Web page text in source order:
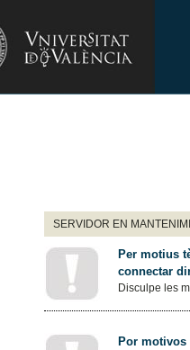
SERVIDOR EN
Per motius
connectar
Disculpe les
Por